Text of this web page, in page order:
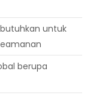
untuk
berupa